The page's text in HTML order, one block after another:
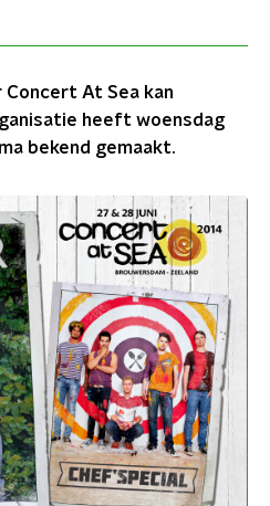
At Sea kan
heeft woensdag
bekend gemaakt.